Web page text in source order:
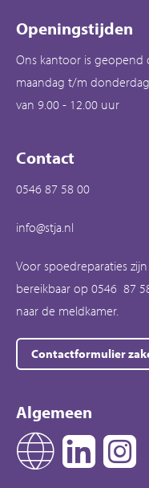
Openingstijden
Ons kantoor is geopend
maandag t/m
van 9.00 - 12.00 uur
Contact
0546 87 58 00
info@stja.nl
Voor spoedreparaties
bereikbaar op 0546 87
naar de meldkamer.
Contactformulier
Algemeen